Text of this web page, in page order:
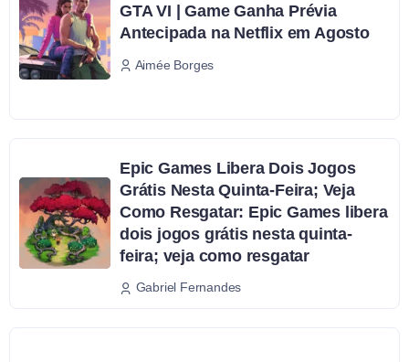
GTA VI | Game Ganha Prévia
Antecipada na Netflix em Agosto
Aimée Borges
Epic Games Libera Dois Jogos
Grátis Nesta Quinta-Feira; Veja
Como Resgatar: Epic Games libera
dois jogos grátis nesta quinta-
feira; veja como resgatar
Gabriel Fernandes